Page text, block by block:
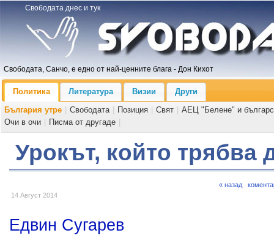
Свободата днес и тук
Свободата, Санчо, е едно от най-ценните блага - Дон Кихот
Политика Литература Визии
Други
България утре
Свободата Позиция Свят
АЕЦ "Белене" и
Очи в очи
Писма от другаде
Урокът, който трябва
14 Август 2014
« назад
Едвин Сугарев